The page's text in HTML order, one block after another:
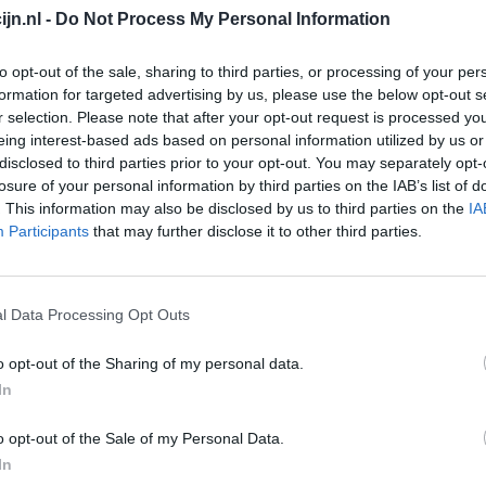
- Do Not Process My Personal Information
opt-out of the sale, sharing to third parties, or processing of your
for targeted advertising by us, please use the below opt-out
selection. Please note that after your opt-out request is processed
interest-based ads based on personal information utilized by us
to third parties prior to your opt-out. You may separately
of your personal information by third parties on the IAB’s list of
This information may also be disclosed by us to third parties on the
Participants that may further disclose it to other third parties.
Data Processing Opt Outs
opt-out of the Sharing of my personal data.
opt-out of the Sale of my Personal Data.
Depressie - antidepressiva overig
Pijn - morfine-achtigen
Schildklier - hypothyroidie (traagwerkend)
Maagzuur - protonpompremmers
Bloeddruk - betablokkers
Epilepsie
Depressie - antidepressiva overig
Depressie - antidepressiva TCA
Depressie - antidepressiva overig
Anticonceptie - eenfase
Psychose / schizofrenie - antipsychotica
Depressie - antidepressiva SSRI